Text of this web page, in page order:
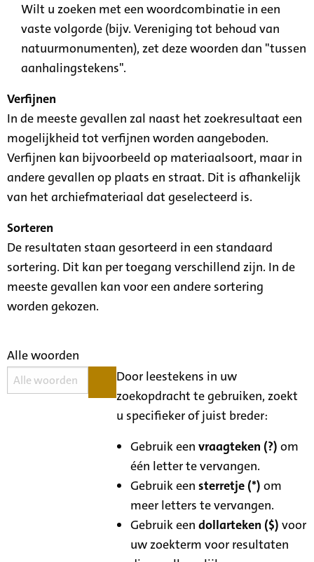
Wilt u zoeken met een woordcombinatie in een
vaste volgorde (bijv. Vereniging tot behoud van
natuurmonumenten), zet deze woorden dan "tussen
aanhalingstekens".
Verfijnen
In de meeste gevallen zal naast het zoekresultaat een
mogelijkheid tot verfijnen worden aangeboden.
Verfijnen kan bijvoorbeeld op materiaalsoort, maar in
andere gevallen op plaats en straat. Dit is afhankelijk
van het archiefmateriaal dat geselecteerd is.
Sorteren
De resultaten staan gesorteerd in een standaard
sortering. Dit kan per toegang verschillend zijn. In de
meeste gevallen kan voor een andere sortering
worden gekozen.
Alle woorden
Door leestekens in uw
zoekopdracht te gebruiken, zoekt
u specifieker of juist breder:
Gebruik eenvraagteken (?) om
één letter te vervangen.
Gebruik eensterretje (*) om
meer letters te vervangen.
Gebruik eendollarteken ($) voor
uw zoekterm voor resultaten